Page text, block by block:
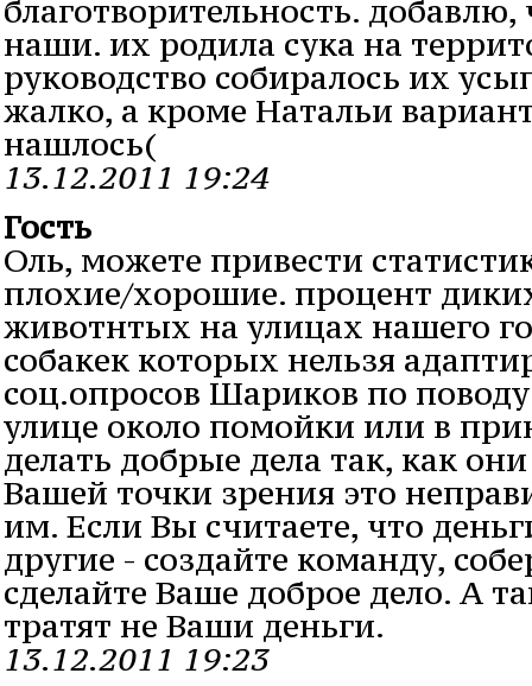
благотворительность.
наши. их родила сука на
руководство собиралось их
жалко, а кроме Натальи
нашлось(
13.12.2011 19:24
Гость
Оль, можете привести
плохие/хорошие. процент
животнтых на улицах нашего
собакек которых нельзя
соц.опросов Шариков по
улице около помойки или в
делать добрые дела так, как
Вашей точки зрения это
им. Если Вы считаете, что
другие - создайте команду,
сделайте Ваше доброе дело. А
тратят не Ваши деньги.
13.12.2011 19:23